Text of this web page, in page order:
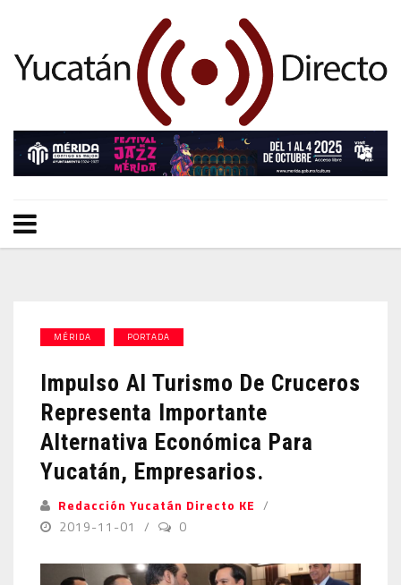
MÉRIDA PORTADA
Impulso Al Turismo De Cruceros
Representa Importante
Alternativa Económica Para
Yucatán, Empresarios.
Redacción Yucatán Directo KE
2019-11-01
0